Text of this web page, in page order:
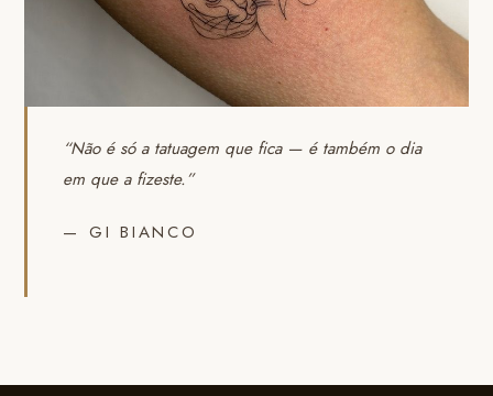
“Não é só a tatuagem que fica — é também o dia
em que a fizeste.”
— GI BIANCO